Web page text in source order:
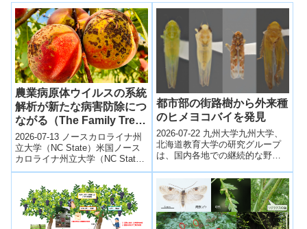
農業病原体ウイルスの系統
解析が新たな病害防除につ
ながる（The Family Tree
of Viruses Just Grew —
and It Paves the Way for
a New Approach to
Agricultural Research）
2026-07-13 ノースカロライナ州
立大学（NC State）米国ノース
カロライナ州立大学（NC State
University）の研究チームは、植
都市部の街路樹から外来種
のヒメヨコバイを発見
2026-07-22 九州大学九州大学、
北海道教育大学の研究グループ
は、国内各地での継続的な野外
ったヒメヨコバイ4種を新たに確
認し、...